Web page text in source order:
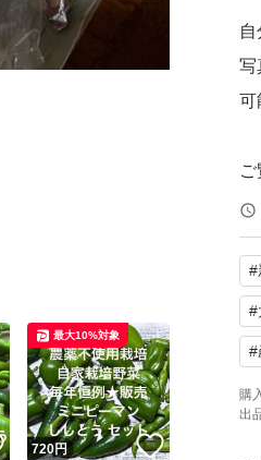
写
可
農
が
致
#
#
#
購
出
いいね！
720円 いいね！
最大10%対象